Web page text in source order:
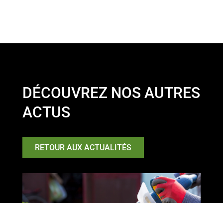
DÉCOUVREZ NOS AUTRES
ACTUS
RETOUR AUX ACTUALITÉS